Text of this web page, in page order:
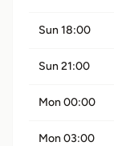
Sun 18:00
Sun 21:00
Mon 00:00
Mon 03:00